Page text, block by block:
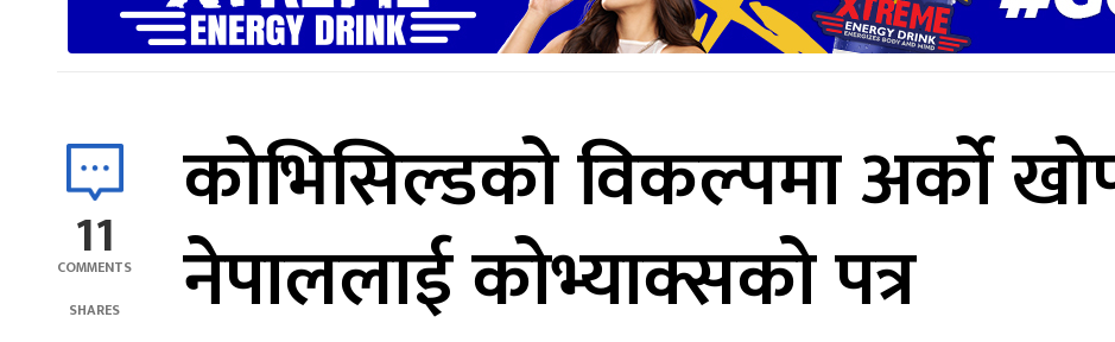
11
COMMENTS
SHARES
कोभिसिल्डको विकल्पमा अर्को
नेपाललाई कोभ्याक्सको पत्र